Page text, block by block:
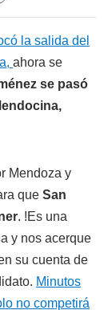
la salida del
ahora se
se pasó
Mendoza y
que San
. !Es una
y nos acerque
su cuenta de
Minutos
no competirá